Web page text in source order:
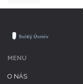
MENU
O NÁS